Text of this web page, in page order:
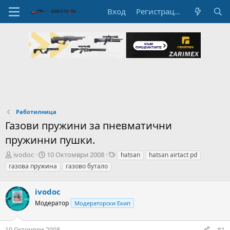
Вход Регистрация
Работилница
Газови пружини за пневматични
пружинни пушки.
А
в
т
р
н
а
т
е
ivodoc
Н
а
ч
л
н
а
Д
а
10 Октомври 2008
Thatsan
hatsan airtact pd
газова пружина
газово бутало
ivodoc
Модератор Модераторски Екип